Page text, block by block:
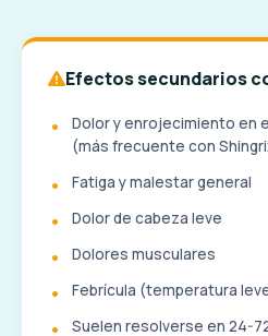
Efectos secundarios
Dolor y enrojecimiento en
(más frecuente con
Fatiga y malestar general
Dolor de cabeza leve
Dolores musculares
Febrícula (temperatura
Suelen resolverse en 24-